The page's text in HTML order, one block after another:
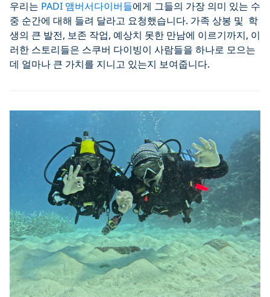
우리는 PADI 앰버서다이버들에게 그들의 가장 의미 있는 수
중 순간에 대해 들려 달라고 요청했습니다. 가족 상봉 및 학
생의 큰 발전, 보존 작업, 예상치 못한 만남에 이르기까지, 이
러한 스토리들은 스쿠버 다이빙이 사람들을 하나로 모으는
데 얼마나 큰 가치를 지니고 있는지 보여줍니다.